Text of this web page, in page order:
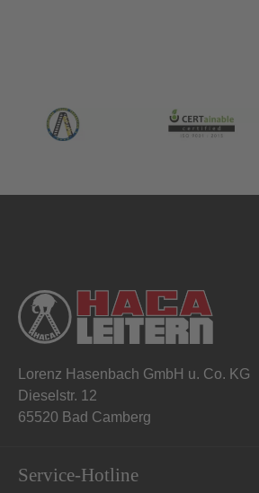
Lorenz Hasenbach GmbH u. Co. KG
Dieselstr. 12
65520 Bad Camberg
Service-Hotline